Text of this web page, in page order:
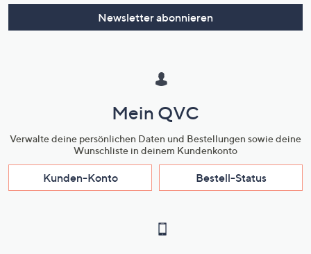
Newsletter abonnieren
Mein QVC
Verwalte deine persönlichen Daten und Bestellungen sowie deine
Wunschliste in deinem Kundenkonto
Kunden-Konto Bestell-Status